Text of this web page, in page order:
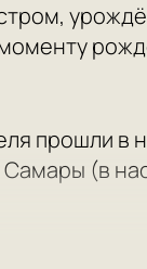
прошли
(в